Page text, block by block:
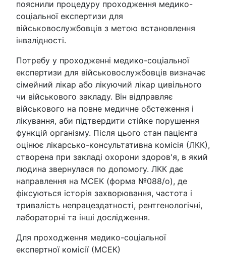
пояснили процедуру проходження медико-
соціальної експертизи для
військовослужбовців з метою встановлення
інвалідності.
Потребу у проходженні медико-соціальної
експертизи для військовослужбовців визначає
сімейний лікар або лікуючий лікар цивільного
чи військового закладу. Він відправляє
військового на повне медичне обстеження і
лікування, аби підтвердити стійке порушення
функцій організму. Після цього стан пацієнта
оцінює лікарсько-консультативна комісія (ЛКК),
створена при закладі охорони здоров'я, в який
людина звернулася по допомогу. ЛКК дає
направлення на МСЕК (форма №088/о), де
фіксуються історія захворювання, частота і
тривалість непрацездатності, рентгенологічні,
лабораторні та інші дослідження.
Для проходження медико-соціальної
експертної комісії (МСЕК)